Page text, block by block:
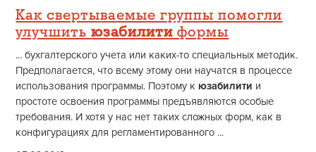
Как свертываемые группы помогли
улучшитьюзабилити формы
... бухгалтерского учета или каких-то специальных методик.
Предполагается, что всему этому они научатся в процессе
использования программы. Поэтому к юзабилити и
простоте освоения программы предъявляются особые
требования. И хотя у нас нет таких сложных форм, как в
конфигурациях для регламентированного ...